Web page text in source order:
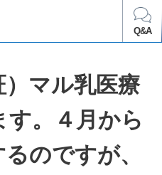
Q&A
）マル乳医療
。４月から
のですが、